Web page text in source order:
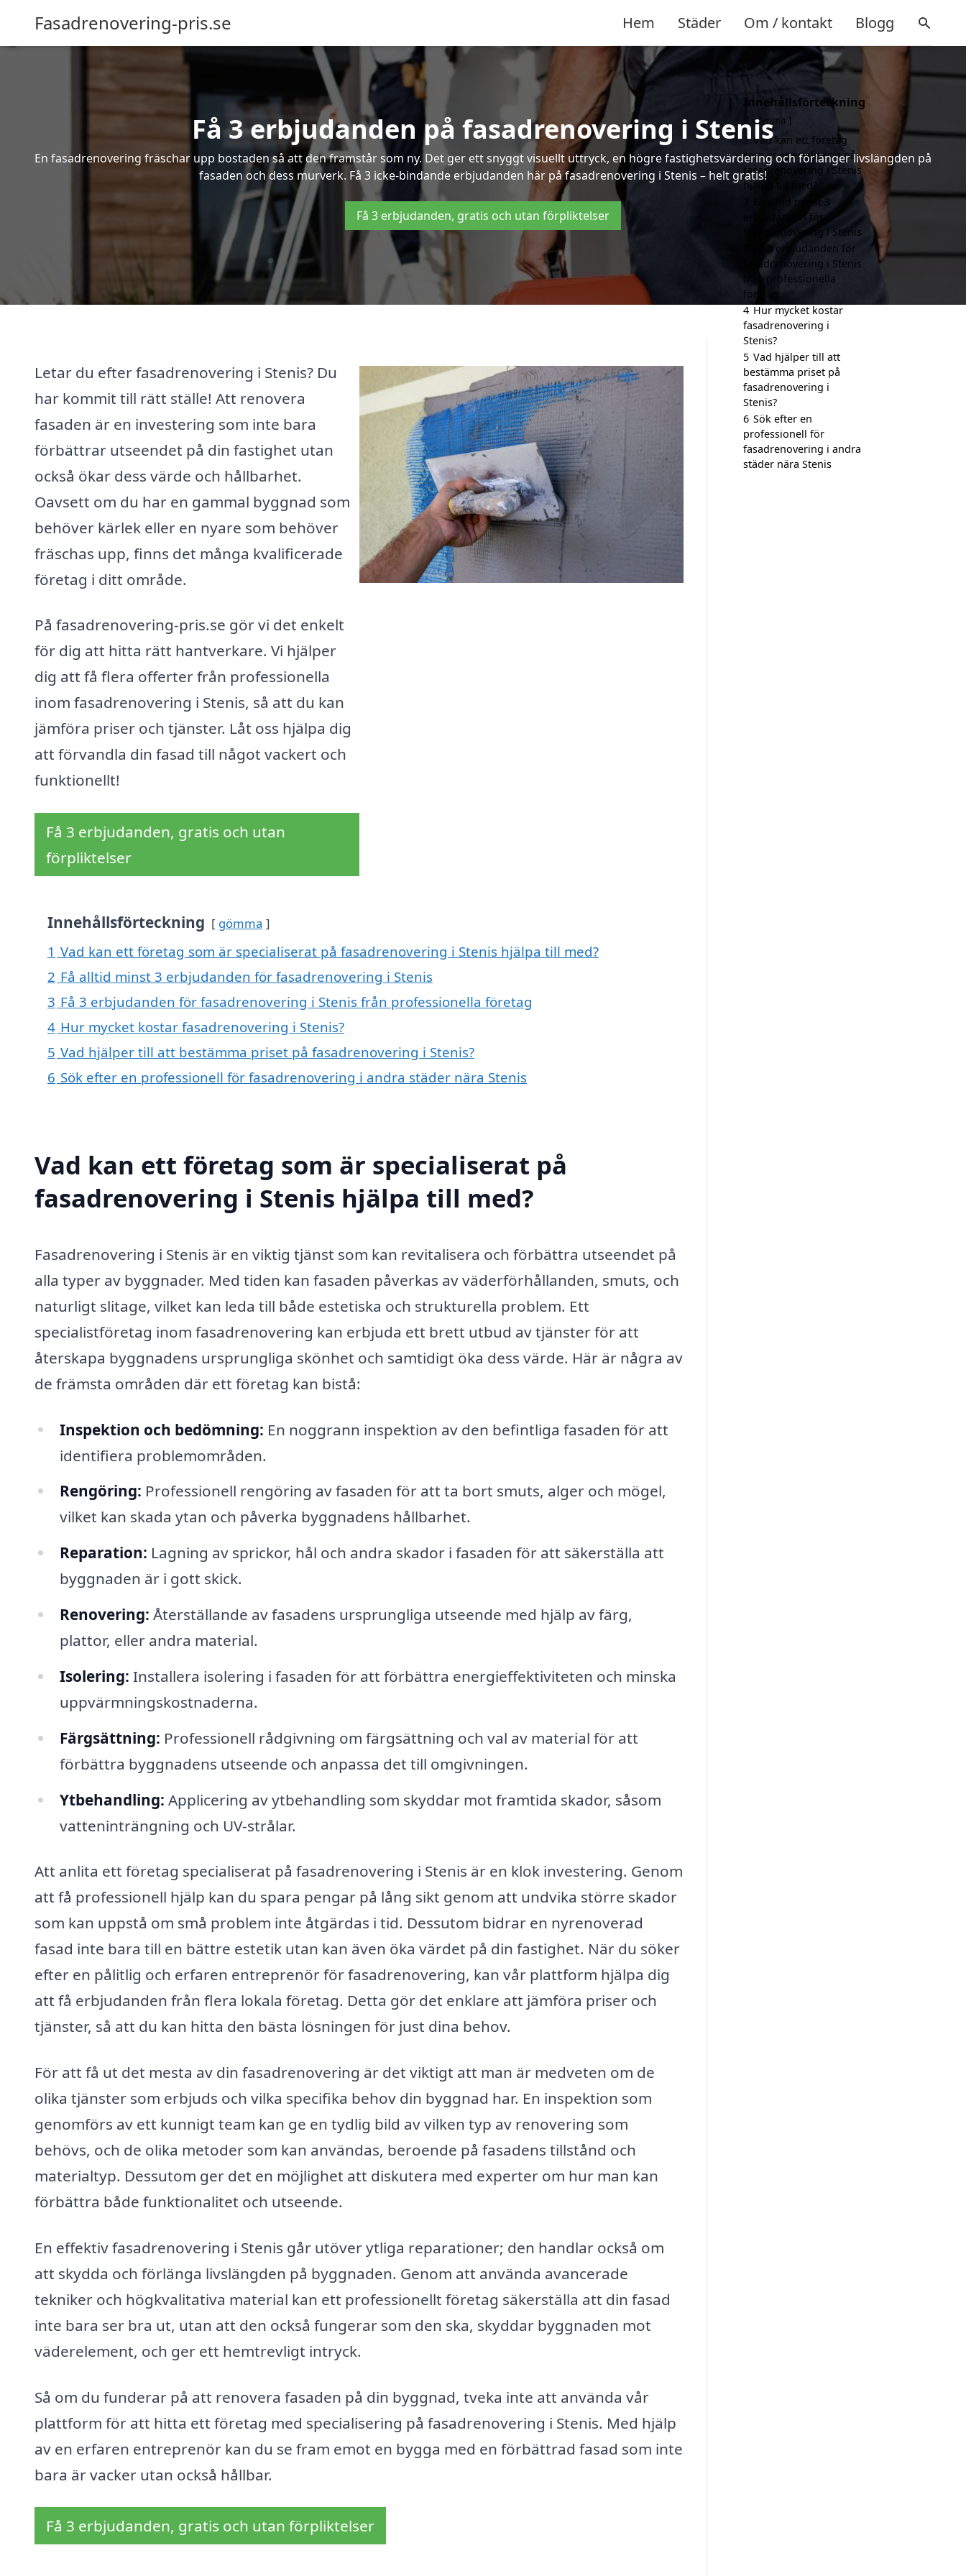
Fasadrenovering-pris.se Hem Städer Om / kontakt Blogg
Få 3 erbjudanden på fasadrenovering i Stenis
En fasadrenovering fräschar upp bostaden så att den framstår som ny. Det ger ett snyggt visuellt uttryck, en högre fastighetsvärdering och förlänger livslängden på
fasaden och dess murverk. Få 3 icke-bindande erbjudanden här på fasadrenovering i Stenis – helt gratis!
Få 3 erbjudanden, gratis och utan förpliktelser
Letar du efter fasadrenovering i Stenis? Du
har kommit till rätt ställe! Att renovera
fasaden är en investering som inte bara
förbättrar utseendet på din fastighet utan
också ökar dess värde och hållbarhet.
Oavsett om du har en gammal byggnad som
behöver kärlek eller en nyare som behöver
fräschas upp, finns det många kvalificerade
företag i ditt område.
På fasadrenovering-pris.se gör vi det enkelt
för dig att hitta rätt hantverkare. Vi hjälper
dig att få flera offerter från professionella
inom fasadrenovering i Stenis, så att du kan
jämföra priser och tjänster. Låt oss hjälpa dig
att förvandla din fasad till något vackert och
funktionellt!
Få 3 erbjudanden, gratis och utan
förpliktelser
Innehållsförteckning gömma
1 Vad kan ett företag som är specialiserat på fasadrenovering i Stenis hjälpa till med?
2 Få alltid minst 3 erbjudanden för fasadrenovering i Stenis
3 Få 3 erbjudanden för fasadrenovering i Stenis från professionella företag
4 Hur mycket kostar fasadrenovering i Stenis?
5 Vad hjälper till att bestämma priset på fasadrenovering i Stenis?
6 Sök efter en professionell för fasadrenovering i andra städer nära Stenis
Vad kan ett företag som är specialiserat på
fasadrenovering i Stenis hjälpa till med?
Fasadrenovering i Stenis är en viktig tjänst som kan revitalisera och förbättra utseendet på
alla typer av byggnader. Med tiden kan fasaden påverkas av väderförhållanden, smuts, och
naturligt slitage, vilket kan leda till både estetiska och strukturella problem. Ett
specialistföretag inom fasadrenovering kan erbjuda ett brett utbud av tjänster för att
återskapa byggnadens ursprungliga skönhet och samtidigt öka dess värde. Här är några av
de främsta områden där ett företag kan bistå:
Inspektion och bedömning: En noggrann inspektion av den befintliga fasaden för att
identifiera problemområden.
Rengöring: Professionell rengöring av fasaden för att ta bort smuts, alger och mögel,
vilket kan skada ytan och påverka byggnadens hållbarhet.
Reparation: Lagning av sprickor, hål och andra skador i fasaden för att säkerställa att
byggnaden är i gott skick.
Renovering: Återställande av fasadens ursprungliga utseende med hjälp av färg,
plattor, eller andra material.
Isolering: Installera isolering i fasaden för att förbättra energieffektiviteten och minska
uppvärmningskostnaderna.
Färgsättning: Professionell rådgivning om färgsättning och val av material för att
förbättra byggnadens utseende och anpassa det till omgivningen.
Ytbehandling: Applicering av ytbehandling som skyddar mot framtida skador, såsom
vatteninträngning och UV-strålar.
Att anlita ett företag specialiserat på fasadrenovering i Stenis är en klok investering. Genom
att få professionell hjälp kan du spara pengar på lång sikt genom att undvika större skador
som kan uppstå om små problem inte åtgärdas i tid. Dessutom bidrar en nyrenoverad
fasad inte bara till en bättre estetik utan kan även öka värdet på din fastighet. När du söker
efter en pålitlig och erfaren entreprenör för fasadrenovering, kan vår plattform hjälpa dig
att få erbjudanden från flera lokala företag. Detta gör det enklare att jämföra priser och
tjänster, så att du kan hitta den bästa lösningen för just dina behov.
För att få ut det mesta av din fasadrenovering är det viktigt att man är medveten om de
olika tjänster som erbjuds och vilka specifika behov din byggnad har. En inspektion som
genomförs av ett kunnigt team kan ge en tydlig bild av vilken typ av renovering som
behövs, och de olika metoder som kan användas, beroende på fasadens tillstånd och
materialtyp. Dessutom ger det en möjlighet att diskutera med experter om hur man kan
förbättra både funktionalitet och utseende.
En effektiv fasadrenovering i Stenis går utöver ytliga reparationer; den handlar också om
att skydda och förlänga livslängden på byggnaden. Genom att använda avancerade
tekniker och högkvalitativa material kan ett professionellt företag säkerställa att din fasad
inte bara ser bra ut, utan att den också fungerar som den ska, skyddar byggnaden mot
väderelement, och ger ett hemtrevligt intryck.
Så om du funderar på att renovera fasaden på din byggnad, tveka inte att använda vår
plattform för att hitta ett företag med specialisering på fasadrenovering i Stenis. Med hjälp
av en erfaren entreprenör kan du se fram emot en bygga med en förbättrad fasad som inte
bara är vacker utan också hållbar.
Få 3 erbjudanden, gratis och utan förpliktelser
Innehållsförteckning
gömma
1 Vad kan ett företag
som är specialiserat på
fasadrenovering i Stenis
hjälpa till med?
Få alltid minst 3
erbjudanden för
fasadrenovering i Stenis
Få 3 erbjudanden för
fasadrenovering i Stenis
från professionella
företag
4 Hur mycket kostar
fasadrenovering i
Stenis?
5 Vad hjälper till att
bestämma priset på
fasadrenovering i
Stenis?
6 Sök efter en
professionell för
fasadrenovering i andra
städer nära Stenis